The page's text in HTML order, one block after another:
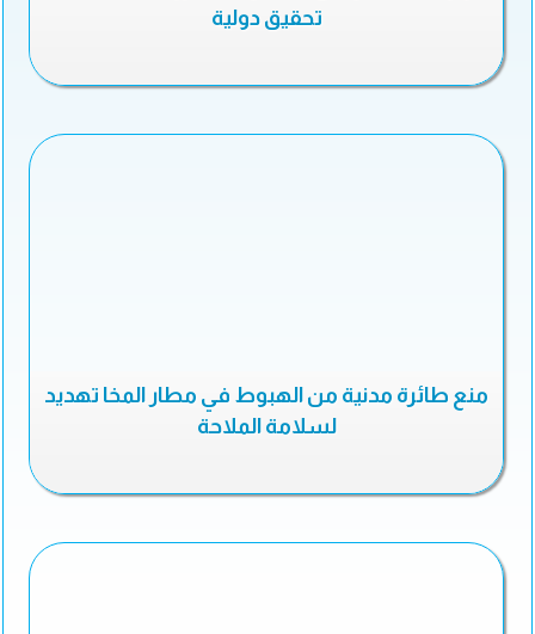
تحقيق دولية
منع طائرة مدنية من الهبوط في مطار المخا تهديد
لسلامة الملاحة